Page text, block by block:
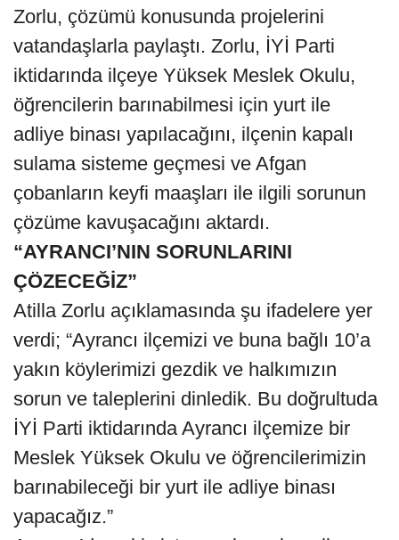
Zorlu, çözümü konusunda projelerini
vatandaşlarla paylaştı. Zorlu, İYİ Parti
iktidarında ilçeye Yüksek Meslek Okulu,
öğrencilerin barınabilmesi için yurt ile
adliye binası yapılacağını, ilçenin kapalı
sulama sisteme geçmesi ve Afgan
çobanların keyfi maaşları ile ilgili sorunun
çözüme kavuşacağını aktardı.
“AYRANCI’NIN SORUNLARINI
ÇÖZECEĞİZ”
Atilla Zorlu açıklamasında şu ifadelere yer
verdi; “Ayrancı ilçemizi ve buna bağlı 10’a
yakın köylerimizi gezdik ve halkımızın
sorun ve taleplerini dinledik. Bu doğrultuda
İYİ Parti iktidarında Ayrancı ilçemize bir
Meslek Yüksek Okulu ve öğrencilerimizin
barınabileceği bir yurt ile adliye binası
yapacağız.”